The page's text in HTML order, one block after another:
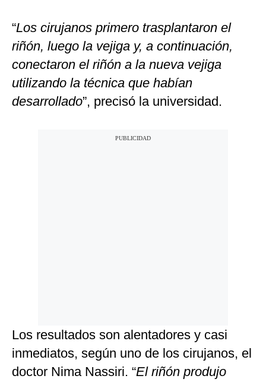
“Los cirujanos primero trasplantaron el
riñón, luego la vejiga y, a continuación,
conectaron el riñón a la nueva vejiga
utilizando la técnica que habían
desarrollado”, precisó la universidad.
Los resultados son alentadores y casi
inmediatos, según uno de los cirujanos, el
doctor Nima Nassiri. “El riñón produjo